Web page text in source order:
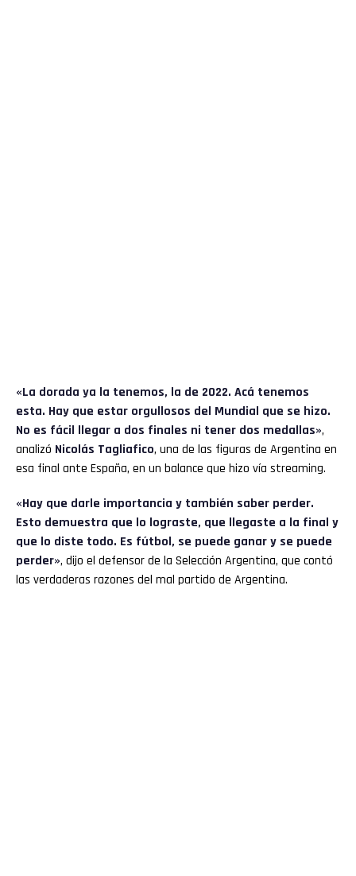
«La dorada ya la tenemos, la de 2022. Acá tenemos
esta. Hay que estar orgullosos del Mundial que se hizo.
No es fácil llegar a dos finales ni tener dos medallas»,
analizó Nicolás Tagliafico, una de las figuras de Argentina en
esa final ante España, en un balance que hizo vía streaming.
«Hay que darle importancia y también saber perder.
Esto demuestra que lo lograste, que llegaste a la final y
que lo diste todo. Es fútbol, se puede ganar y se puede
perder», dijo el defensor de la Selección Argentina, que contó
las verdaderas razones del mal partido de Argentina.